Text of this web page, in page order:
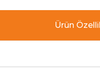
Ürün